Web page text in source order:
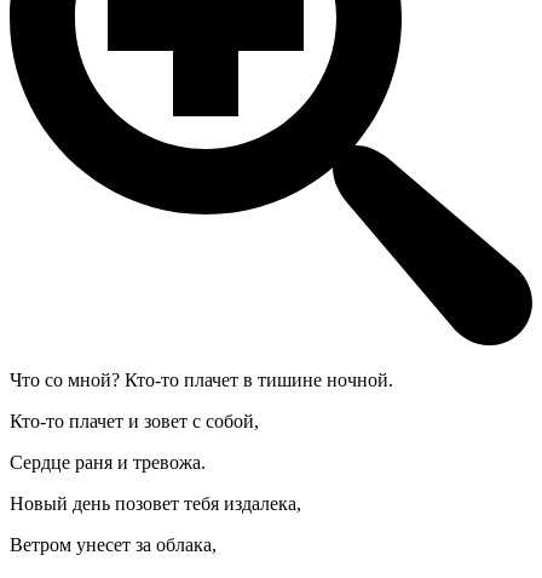
Что со мной? Кто-то плачет в тишине ночной.
Кто-то плачет и зовет с собой,
Сердце раня и тревожа.
Новый день позовет тебя издалека,
Ветром унесет за облака,